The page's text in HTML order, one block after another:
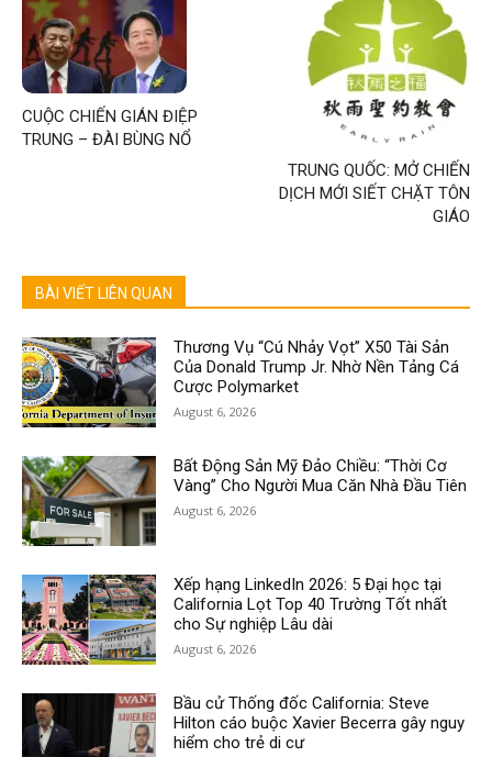
CUỘC CHIẾN GIÁN ĐIỆP
TRUNG – ĐÀI BÙNG NỔ
TRUNG QUỐC: MỞ CHIẾN
DỊCH MỚI SIẾT CHẶT TÔN
GIÁO
BÀI VIẾT LIÊN QUAN
Thương Vụ “Cú Nhảy Vọt” X50 Tài Sản
Của Donald Trump Jr. Nhờ Nền Tảng Cá
Cược Polymarket
August 6, 2026
Bất Động Sản Mỹ Đảo Chiều: “Thời Cơ
Vàng” Cho Người Mua Căn Nhà Đầu Tiên
August 6, 2026
Xếp hạng LinkedIn 2026: 5 Đại học tại
California Lọt Top 40 Trường Tốt nhất
cho Sự nghiệp Lâu dài
August 6, 2026
Bầu cử Thống đốc California: Steve
Hilton cáo buộc Xavier Becerra gây nguy
hiểm cho trẻ di cư